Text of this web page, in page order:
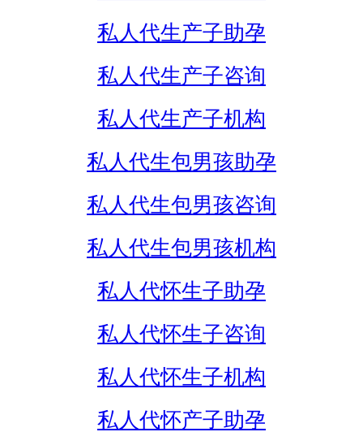
私人代生产子助孕
私人代生产子咨询
私人代生产子机构
私人代生包男孩助孕
私人代生包男孩咨询
私人代生包男孩机构
私人代怀生子助孕
私人代怀生子咨询
私人代怀生子机构
私人代怀产子助孕